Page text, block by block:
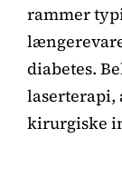
rammer
diabetes.
laserterapi,
kirurgiske